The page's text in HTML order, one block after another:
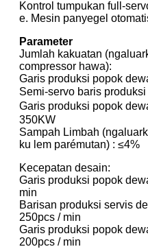
Kontrol tumpukan full-
e. Mesin panyegel
Parameter
Jumlah kakuatan
compressor hawa):
Garis produksi popok
Semi-servo baris
Garis produksi popok
350KW
Sampah Limbah
ku lem parémutan) : ≤4%
Kecepatan desain:
Garis produksi popok
min
Barisan produksi servis
250pcs / min
Garis produksi popok
200pcs / min